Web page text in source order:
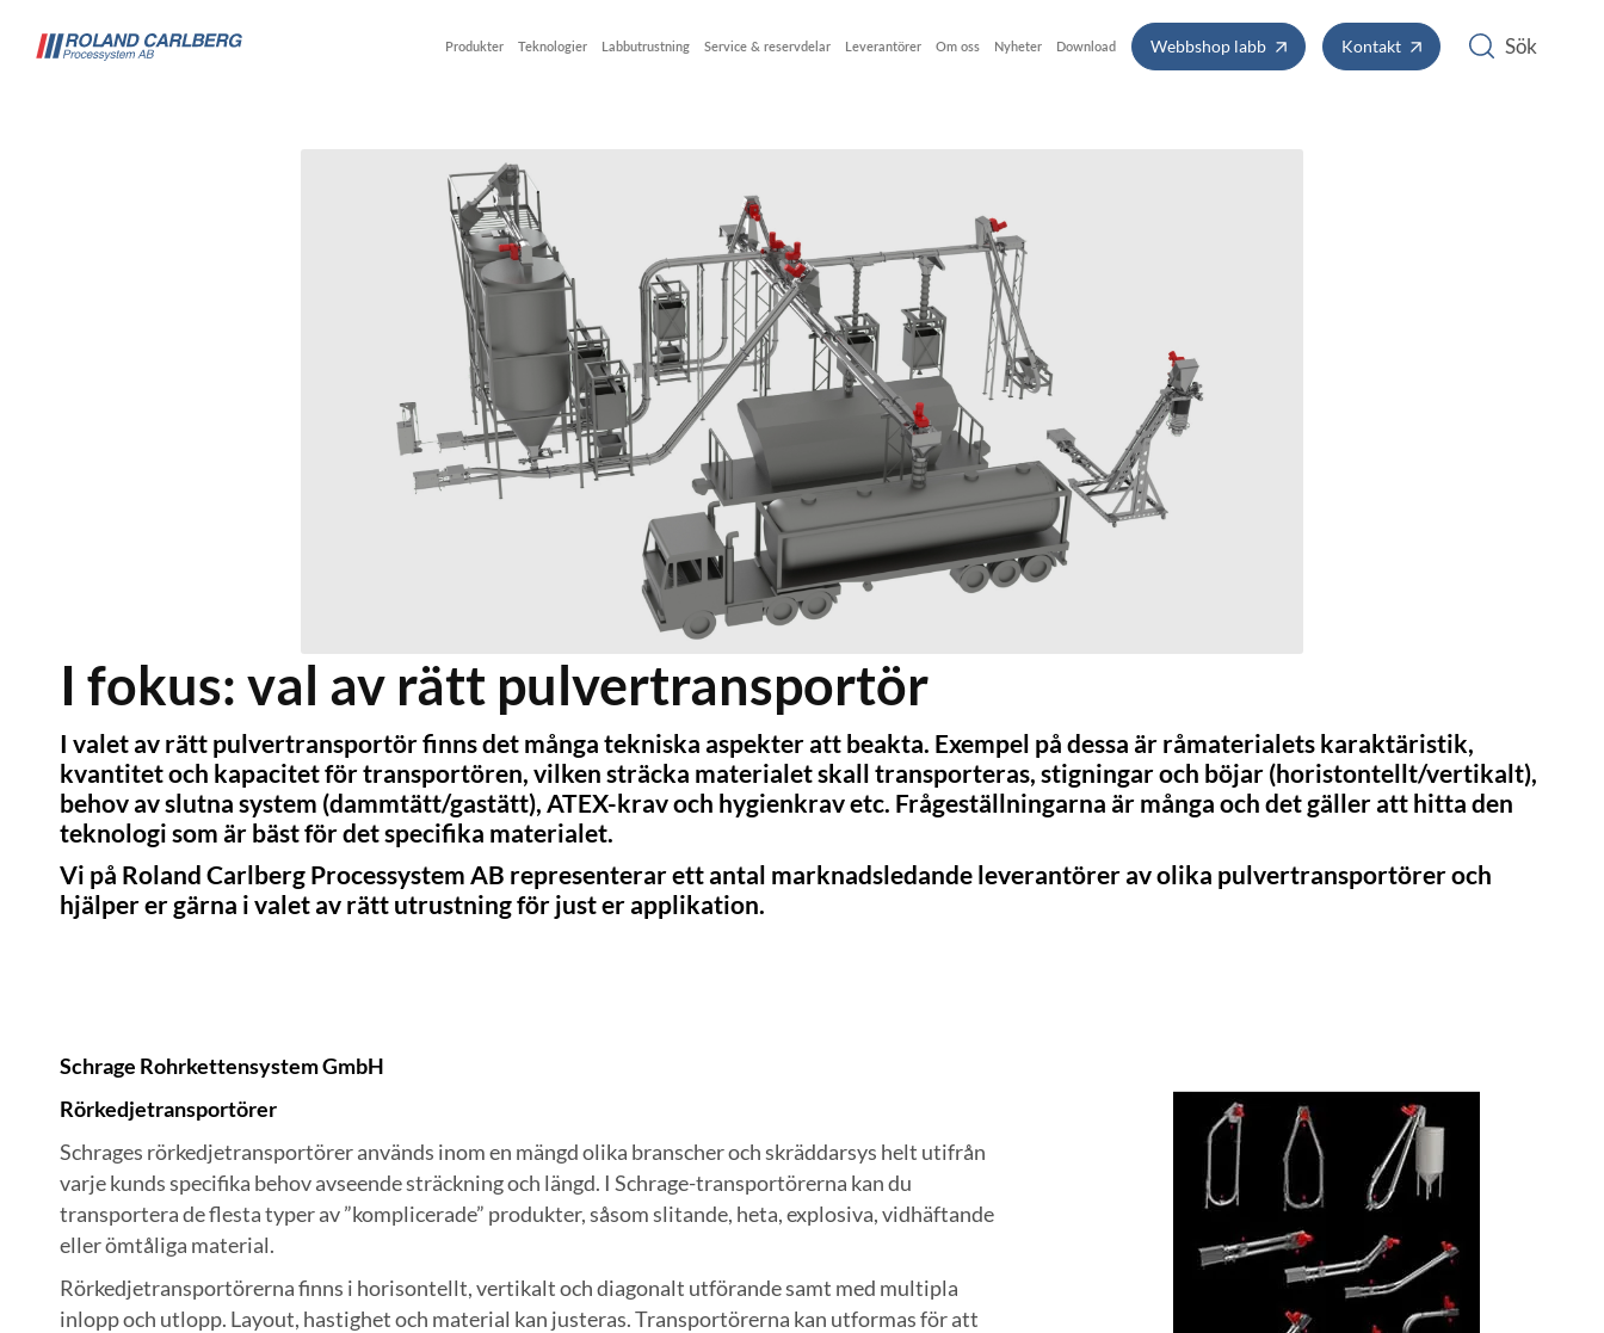
Produkter Teknologier Labbutrustning Service & reservdelar Leverantörer Om oss Nyheter Download Webbshop labb Kontakt
I fokus: val av rätt pulvertransportör
I valet av rätt pulvertransportör finns det många tekniska aspekter att beakta. Exempel på dessa är råmaterialets karaktäristik,
kvantitet och kapacitet för transportören, vilken sträcka materialet skall transporteras, stigningar och böjar (horistontellt/vertikalt),
behov av slutna system (dammtätt/gastätt), ATEX-krav och hygienkrav etc. Frågeställningarna är många och det gäller att hitta den
teknologi som är bäst för det specifika materialet.
Vi på Roland Carlberg Processystem AB representerar ett antal marknadsledande leverantörer av olika pulvertransportörer och
hjälper er gärna i valet av rätt utrustning för just er applikation.
Schrage Rohrkettensystem GmbH
Rörkedjetransportörer
Schrages rörkedjetransportörer används inom en mängd olika branscher och skräddarsys helt utifrån
varje kunds specifika behov avseende sträckning och längd. I Schrage-transportörerna kan du
transportera de flesta typer av ”komplicerade” produkter, såsom slitande, heta, explosiva, vidhäftande
eller ömtåliga material.
Rörkedjetransportörerna finns i horisontellt, vertikalt och diagonalt utförande samt med multipla
inlopp och utlopp. Layout, hastighet och material kan justeras. Transportörerna kan utformas för att